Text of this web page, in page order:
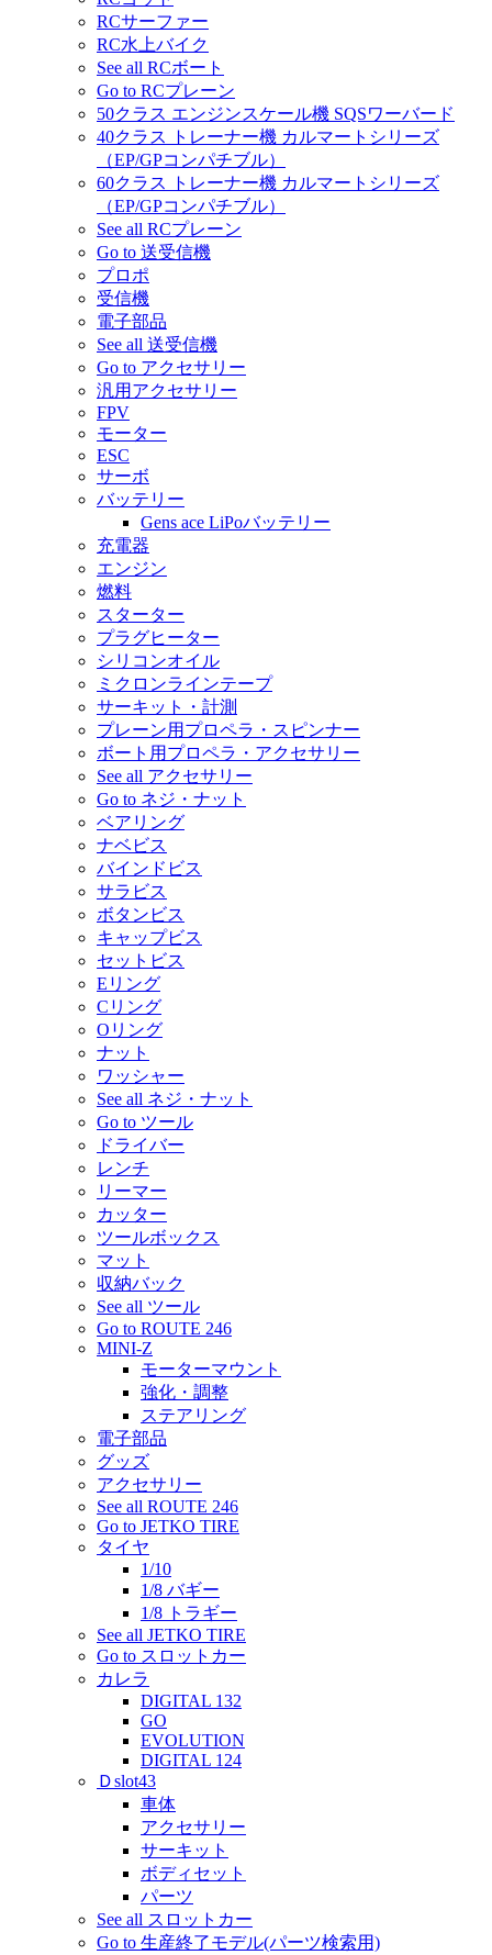
RCサーファー
RC水上バイク
See all RCボート
Go to RCプレーン
50クラス エンジンスケール機 SQSワーバード
40クラス トレーナー機 カルマートシリーズ
（EP/GPコンパチブル）
60クラス トレーナー機 カルマートシリーズ
（EP/GPコンパチブル）
See all RCプレーン
Go to 送受信機
プロポ
受信機
電子部品
See all 送受信機
Go to アクセサリー
汎用アクセサリー
FPV
モーター
ESC
サーボ
バッテリー
Gens ace LiPoバッテリー
充電器
エンジン
燃料
スターター
プラグヒーター
シリコンオイル
ミクロンラインテープ
サーキット・計測
プレーン用プロペラ・スピンナー
ボート用プロペラ・アクセサリー
See all アクセサリー
Go to ネジ・ナット
ベアリング
ナベビス
バインドビス
サラビス
ボタンビス
キャップビス
セットビス
Eリング
Cリング
Oリング
ナット
ワッシャー
See all ネジ・ナット
Go to ツール
ドライバー
レンチ
リーマー
カッター
ツールボックス
マット
収納バック
See all ツール
Go to ROUTE 246
MINI-Z
モーターマウント
強化・調整
ステアリング
電子部品
グッズ
アクセサリー
See all ROUTE 246
Go to JETKO TIRE
タイヤ
1/10
1/8 バギー
1/8 トラギー
See all JETKO TIRE
Go to スロットカー
カレラ
DIGITAL 132
GO
EVOLUTION
DIGITAL 124
Ｄslot43
車体
アクセサリー
サーキット
ボディセット
パーツ
See all スロットカー
Go to 生産終了モデル(パーツ検索用)